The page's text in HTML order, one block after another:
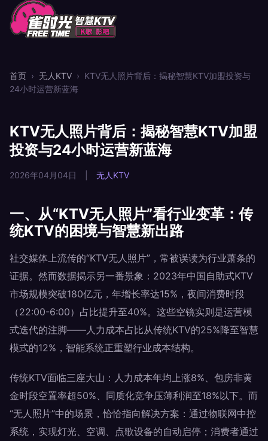
首页 › 无人KTV › KTV无人照片背后：揭秘智慧KTV加盟投资与
24小时运营新蓝海
KTV无人照片背后：揭秘智慧KTV加盟
投资与24小时运营新蓝海
2026年04月04日 无人KTV
一、从“KTV无人照片”看行业变革：传
统KTV的困境与智慧新出路
社交媒体上流传的“KTV无人照片”，常被误读为行业萧条的
证据。然而数据揭示另一番景象：2023年中国自助式KTV
市场规模突破180亿元，年增长率达15%，夜间消费时段
（22:00-6:00）占比提升至40%。这些空镜实则是运营模
式迭代的注脚——人力成本占比从传统KTV的25%降至智慧
模式的12%，智能系统正重塑行业成本结构。
传统KTV面临三座大山：人力成本年均上涨8%、包房非黄
金时段空置率超50%、同质化竞争压薄利润至18%以下。而
“无人照片”中的场景，恰恰指向解决方案：通过物联网中控
系统，实现灯光、空调、点歌设备的自动启停；消费者通过